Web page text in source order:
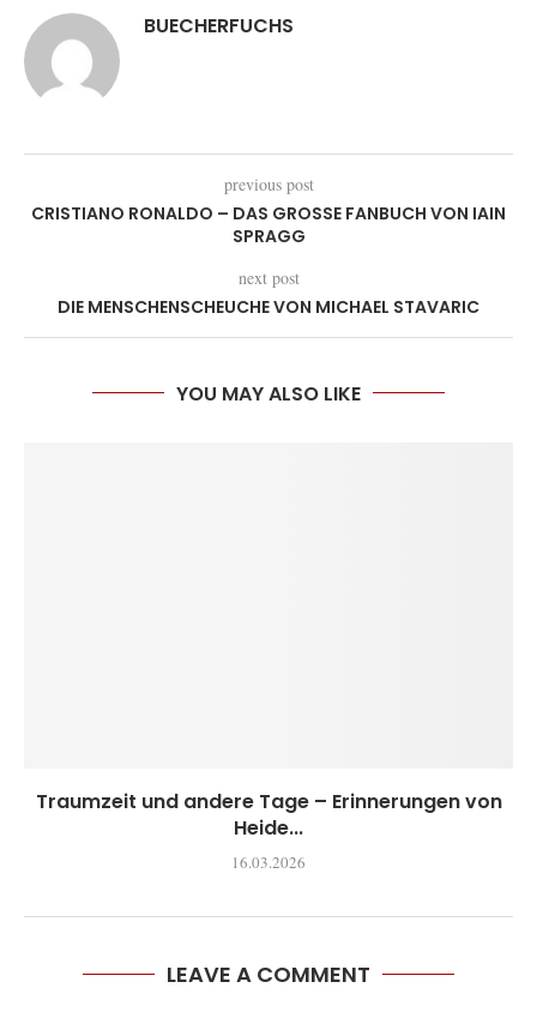
BUECHERFUCHS
previous post
CRISTIANO RONALDO – DAS GROSSE FANBUCH VON IAIN S
PRAGG
next post
DIE MENSCHENSCHEUCHE VON MICHAEL STAVARIC
YOU MAY ALSO LIKE
Traumzeit und andere Tage – Erinnerungen von
Heide...
16.03.2026
LEAVE A COMMENT